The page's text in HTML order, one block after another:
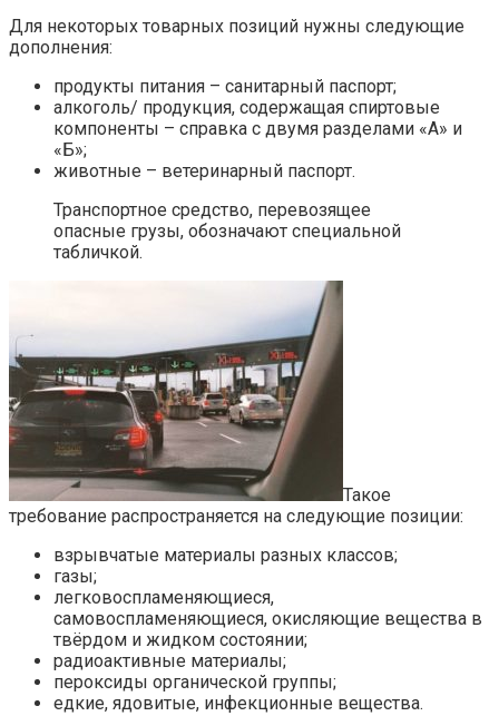
Для некоторых товарных позиций нужны следующие
дополнения:
продукты питания – санитарный паспорт;
алкоголь/ продукция, содержащая спиртовые
компоненты – справка с двумя разделами «А» и
«Б»;
животные – ветеринарный паспорт.
Транспортное средство, перевозящее
опасные грузы, обозначают специальной
табличкой.
Такое
требование распространяется на следующие позиции:
взрывчатые материалы разных классов;
газы;
легковоспламеняющиеся,
самовоспламеняющиеся, окисляющие вещества в
твёрдом и жидком состоянии;
радиоактивные материалы;
пероксиды органической группы;
едкие, ядовитые, инфекционные вещества.